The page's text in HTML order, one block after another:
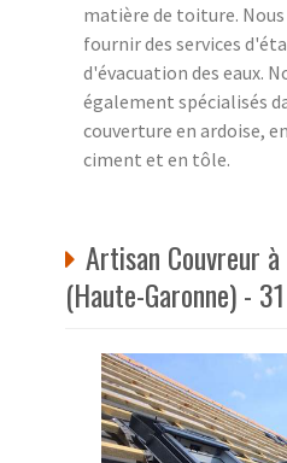
matière de toiture.
fournir des services
d'évacuation des eaux.
également spécialisés
couverture en ardoise,
ciment et en tôle.
Artisan Couvreur à
(Haute-Garonne) - 31